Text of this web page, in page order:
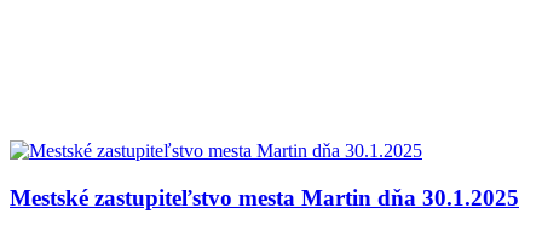
Mestské zastupiteľstvo mesta Martin dňa 30.1.2025